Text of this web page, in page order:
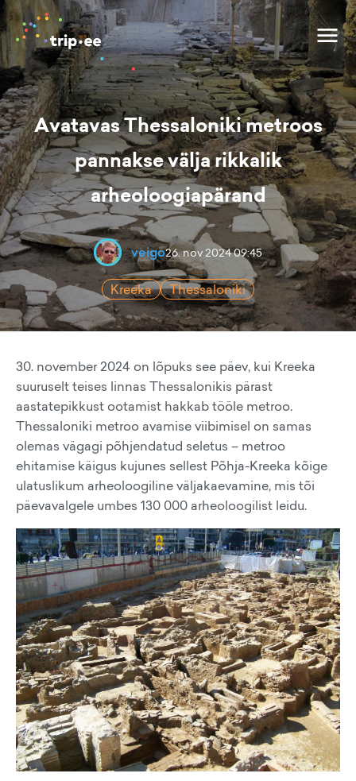
Avatavas Thessaloniki metroos
pannakse välja rikkalik
arheoloogiapärand
veigo26. nov 2024 09:45
Kreeka Thessaloniki
30. november 2024 on lõpuks see päev, kui Kreeka
suuruselt teises linnas Thessalonikis pärast
aastatepikkust ootamist hakkab tööle metroo.
Thessaloniki metroo avamise viibimisel on samas
olemas vägagi põhjendatud seletus – metroo
ehitamise käigus kujunes sellest Põhja-Kreeka kõige
ulatuslikum arheoloogiline väljakaevamine, mis tõi
päevavalgele umbes 130 000 arheoloogilist leidu.